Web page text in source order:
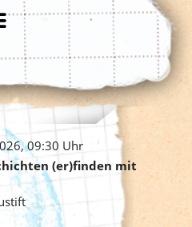
09:30 Uhr
(er)finden mit